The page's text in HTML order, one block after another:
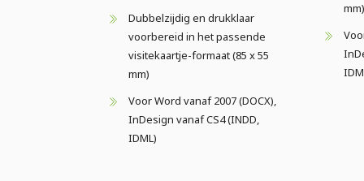
Dubbelzijdig en drukklaar
voorbereid in het passende
visitekaartje-formaat (85 x 55
mm)
Voor Word vanaf 2007 (DOCX),
InDesign vanaf CS4 (INDD,
IDML)
mm)